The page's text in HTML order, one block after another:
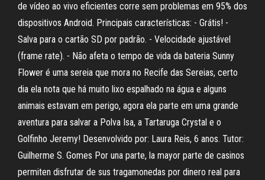
de vídeo ao vivo eficientes corre sem problemas em 95% dos
dispositivos Android. Principais características: - Grátis! -
Salva para o cartão SD por padrão. - Velocidade ajustável
(frame rate). - Não afeta o tempo de vida da bateria Sunny
Flower é uma sereia que mora no Recife das Sereias, certo
dia ela nota que há muito lixo espalhado na água e alguns
animais estavam em perigo, agora ela parte em uma grande
aventura para salvar a Polva Isa, a Tartaruga Crystal e o
Golfinho Jeremy! Desenvolvido por: Laura Reis, 6 anos. Tutor:
Guilherme S. Gomes Por una parte, la mayor parte de casinos
permiten disfrutar de sus tragamonedas por dinero real para